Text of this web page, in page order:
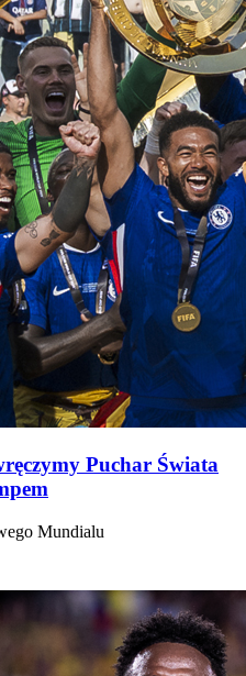
Puchar Świata
Mundialu